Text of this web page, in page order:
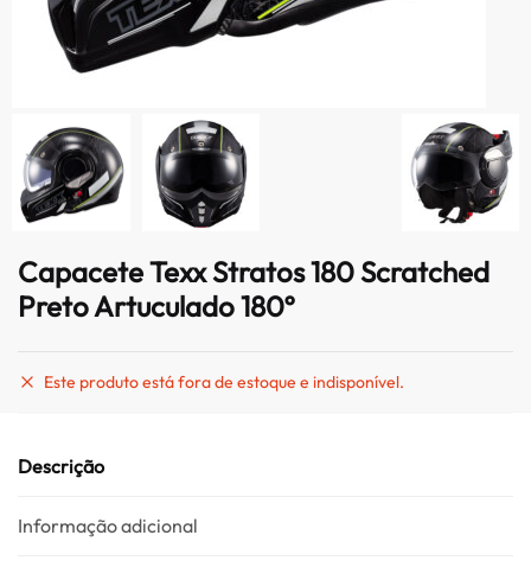
Capacete Texx Stratos 180 Scratched
Preto Artuculado 180º
Este produto está fora de estoque e indisponível.
Descrição
Informação adicional